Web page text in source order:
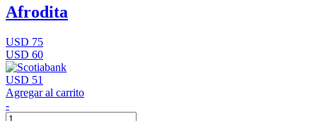
Afrodita
USD 75
USD 60
USD 51
Agregar al carrito
-